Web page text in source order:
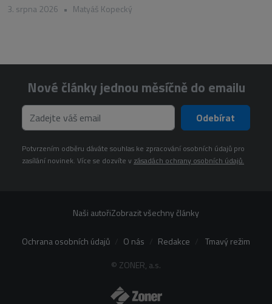
3. srpna 2026 • Matyáš Kopecký
Nové články jednou měsíčně do emailu
Odebírat
Potvrzením odběru dáváte souhlas ke zpracování osobních údajů pro
zasílání novinek. Více se dozvíte v zásadách ochrany osobních údajů.
Naši autořiZobrazit všechny články
© ZONER, a.s.
Ochrana osobních údajů O nás Redakce Tmavý režim